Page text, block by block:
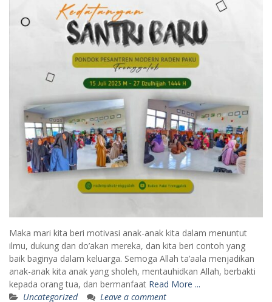
Maka mari kita beri motivasi anak-anak kita dalam menuntut
ilmu, dukung dan do’akan mereka, dan kita beri contoh yang
baik baginya dalam keluarga. Semoga Allah ta’aala menjadikan
anak-anak kita anak yang sholeh, mentauhidkan Allah, berbakti
kepada orang tua, dan bermanfaat Read More ...
Uncategorized
Leave a comment